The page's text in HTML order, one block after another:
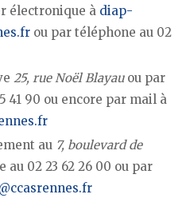
électronique à diap-
ou par téléphone au 02
25, rue Noël Blayauou par
41 90 ou encore par mail à
au 7, boulevard de
au 02 23 62 26 00 ou par